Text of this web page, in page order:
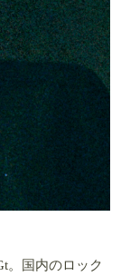
。国内のロック